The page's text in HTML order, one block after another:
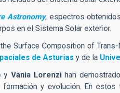
Astronomy, espectros
en el Sistema Solar exterior.
Surface Composition of
de Asturias y de la
y Vania Lorenzi han
y evolución. En